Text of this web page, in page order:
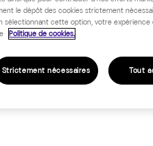
le dépôt des cookies strictement
sélectionnant cette option, votre expérience
Politique de cookies.
Strictement nécessaires Tout